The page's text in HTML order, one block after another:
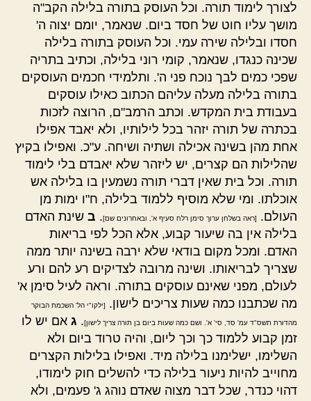
לצורך לימוד תורה. וכל העוסק בתורה בלילה הקב"ה
מושך עליו חוט של חסד ביום. שנאמר, יומם יצוה ה'
חסדו ובלילה שירה עמי. וכל העוסק בתורה בלילה
שכינה כנגדו, שנאמר, קומי רוני בלילה, וכתיב בתריה
שפכי כמים לבך נוכח פני ה'. ותלמידי חכמים העוסקים
בתורה בלילה מעלה עליהם הכתוב כאילו עוסקים
בעבודת בית המקדש. וכתב הרמב"ם, הרוצה לזכות
בכתרה של תורה יזהר בכל לילותיו, ולא יאבד אפילו
אחת מהן בשינה אכילה ושתיה ושיחה. ע"כ. ואפילו בקיץ
שהלילות הם קצרים, יש ליזהר שלא יאבדם בלי לימוד
תורה. וכל בית שאין דברי תורה נשמעין בו בלילה אש
אוכלתו. ומי שלא מוסיף ללמוד בלילה, ח"ו ימות מן
העולם.
[ראה בשלחן ערוך סימן רלח סעיף א', ובאחרונים שם]. ב שינת האדם
בלילה אין בה שיעור קבוע, אלא הכל לפי בריאות
האדם. ומכל מקום בודאי שלא ירבה בשינה יותר ממה
שצריך לבריאותו. ושינה מרובה לצדיקים רע להם ורע
לעולם, מפני שאינם עוסקים בתורה. וראה לעיל סימן א'
מה שכתבנו כמה שעות צריכים לישון.
[ילקו"י הל' השכמת הבוקר
מהדורת תשס"ד עמ' סד, סי' א'. ושם כמה שעות ביום בן תורה צריך לישון]. ג אם יש לו
זמן קבוע ללמוד כך וכך ליום, והיה טרוד ביום ולא
השלימו, ישלימנו בלילה מיד. ואפילו בלילות הקצרים
מחוייב להיות ניעור בלילה כדי להשלים חוק לימודו,
דהוי כנדר, שכל דבר מצוה שאדם נוהג ג' פעמים, ולא